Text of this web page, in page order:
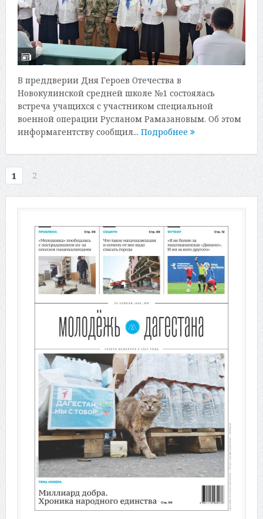
В преддверии Дня Героев Отечества в
Новокулинской средней школе №1 состоялась
встреча учащихся с участником специальной
военной операции Русланом Рамазановым. Об этом
информагентству сообщил... Подробнее
1 2